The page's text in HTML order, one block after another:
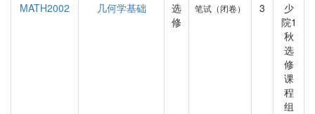
MATH2002
几何学基础
选
修
笔试（闭卷） 3
少
院1
秋
选
修
课
程
组